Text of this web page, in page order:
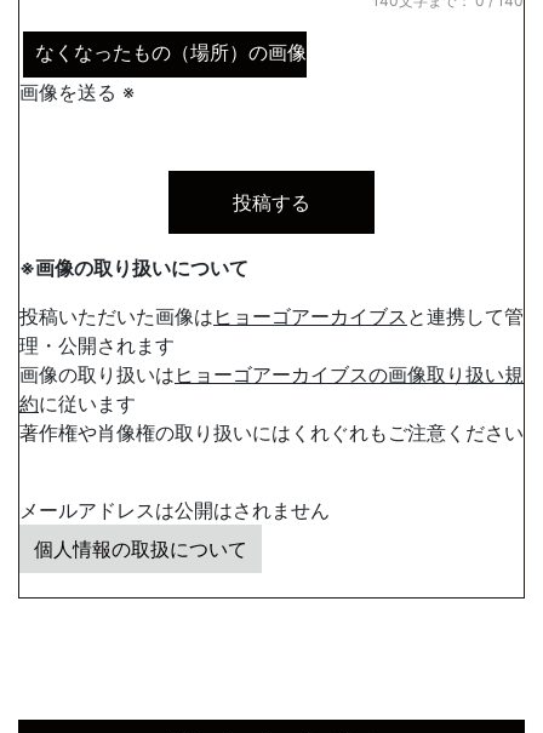
なくなったもの（場所）の画像
画像を送る ※
※画像の取り扱いについて
投稿いただいた画像は ヒョーゴアーカイブス と連携して管
理・公開されます
画像の取り扱いは ヒョーゴアーカイブスの画像取り扱い規
約に従います
著作権や肖像権の取り扱いにはくれぐれもご注意ください
メールアドレスは公開はされません
個人情報の取扱について